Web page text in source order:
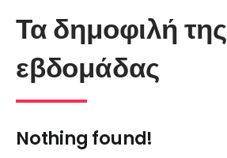
Τα δημοφιλή της
εβδομάδας
Nothing found!